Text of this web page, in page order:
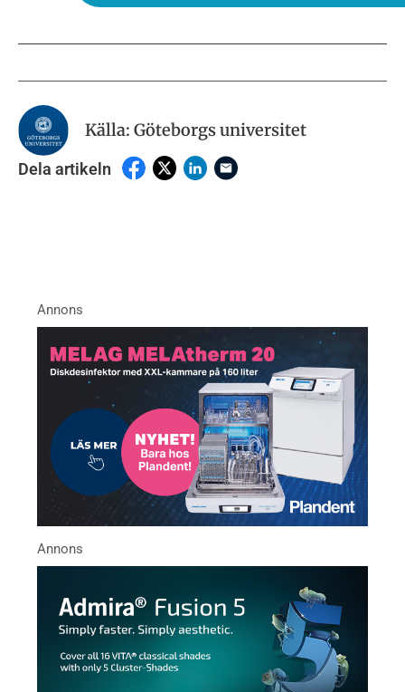
Källa: Göteborgs universitet
Dela artikeln